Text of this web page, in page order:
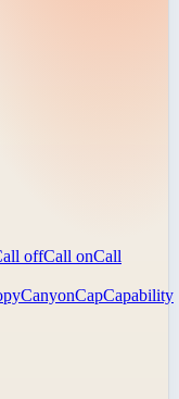
offCall onCall
CanyonCapCapability